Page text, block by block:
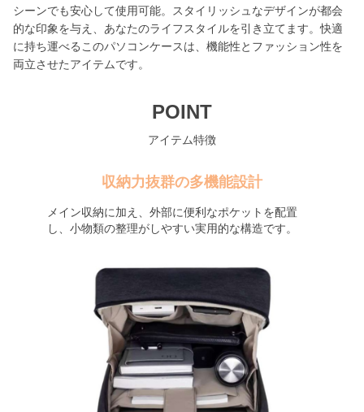
シーンでも安心して使用可能。スタイリッシュなデザインが都会
的な印象を与え、あなたのライフスタイルを引き立てます。快適
に持ち運べるこのパソコンケースは、機能性とファッション性を
両立させたアイテムです。
POINT
アイテム特徴
収納力抜群の多機能設計
メイン収納に加え、外部に便利なポケットを配置
し、小物類の整理がしやすい実用的な構造です。